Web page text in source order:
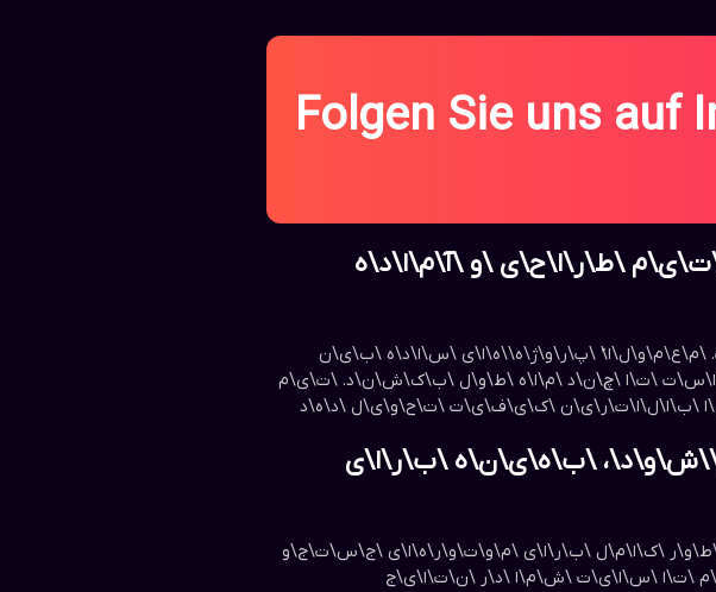
Folgen Sie uns auf
\ط\ر\ا\ح\ی \و \آ\م\ا\د\ه
\پ\ر\و\ژ\ه\‌\ه\ا\ی \س\ا\د\ه \ب\ی\ن
\ا\س\ت \ت\ا \چ\ن\د \م\ا\ه \ط\و\ل \ب\ک\ش\ن\د. \ت\ی\م
\ب\ا\ل\ا\ت\ر\ی\ن \ک\ی\ف\ی\ت \ت\ح\و\ی\ل \د\ه\د
\ب\ه\ی\ن\ه \ب\ر\ا\ی
\ک\ا\م\ل \ب\ر\ا\ی \م\و\ت\و\ر\ه\ا\ی \ج\س\ت\ج\و
\ت\ا \س\ا\ی\ت \ش\م\ا \د\ر \ن\ت\ا\ی\ج